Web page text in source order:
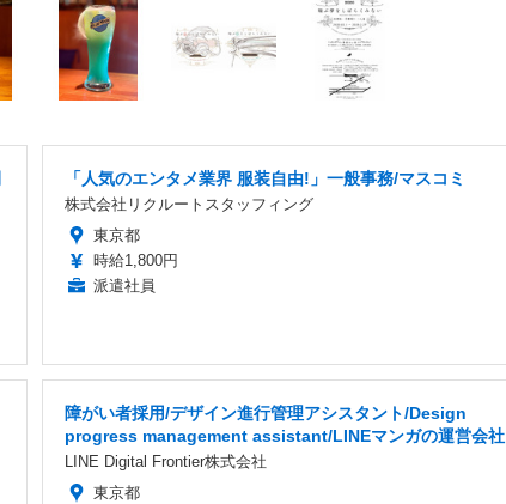
「人気のエンタメ業界 服装自由!」一般事務/マスコミ
株式会社リクルートスタッフィング
東京都
時給1,800円
派遣社員
障がい者採用/デザイン進行管理アシスタント/Design
progress management assistant/LINEマンガの運営会社
LINE Digital Frontier株式会社
東京都